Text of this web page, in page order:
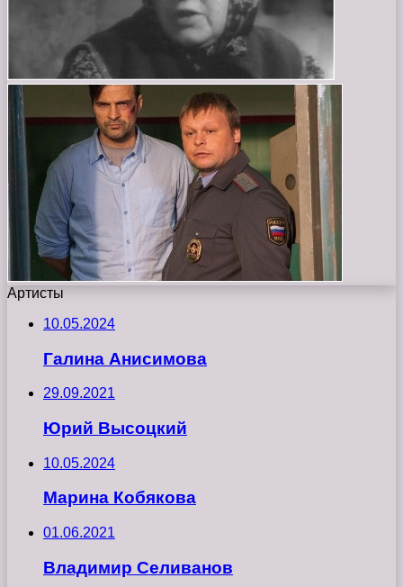
Артисты
10.05.2024
Галина Анисимова
29.09.2021
Юрий Высоцкий
10.05.2024
Марина Кобякова
01.06.2021
Владимир Селиванов